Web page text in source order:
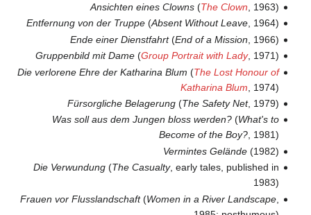
Ansichten eines Clowns(The Clown , 1963)
Entfernung von der Truppe(Absent Without Leave, 1964)
Ende einer Dienstfahrt(End of a Mission , 1966)
Gruppenbild mit Dame(Group Portrait with Lady, 1971)
Die verlorene Ehre der Katharina Blum (The Lost Honour of
Katharina Blum , 1974)
Fürsorgliche Belagerung(The Safety Net, 1979)
Was soll aus dem Jungen bloss werden?(What's to
Become of the Boy?, 1981)
Vermintes Gelände(1982)
Die Verwundung(The Casualty, early tales, published in
1983)
Frauen vor Flusslandschaft(Women in a River Landscape,